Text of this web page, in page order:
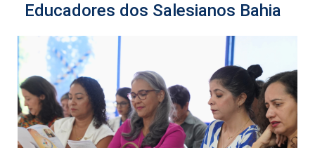
Educadores dos Salesianos Bahia